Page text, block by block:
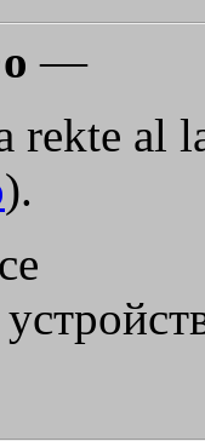
—
rekte al
).